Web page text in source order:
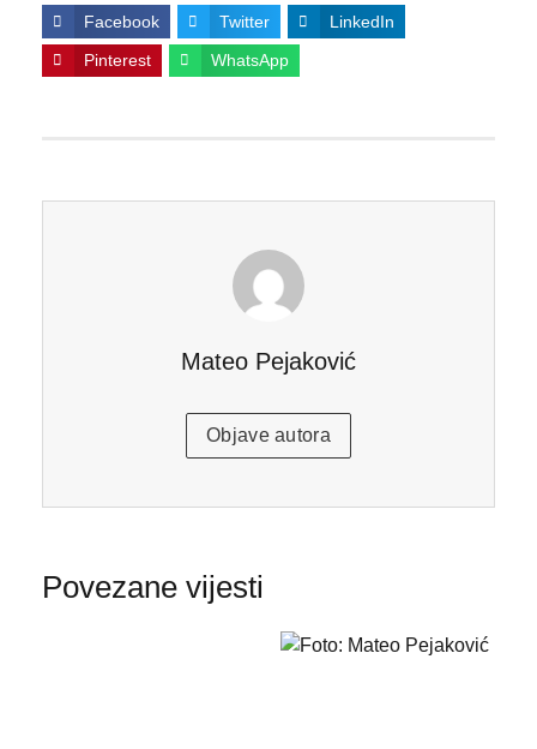
Facebook Twitter LinkedIn
Pinterest WhatsApp
Mateo Pejaković
Objave autora
Povezane vijesti